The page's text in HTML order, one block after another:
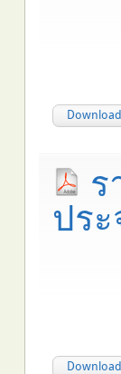
Download
ปร
Download